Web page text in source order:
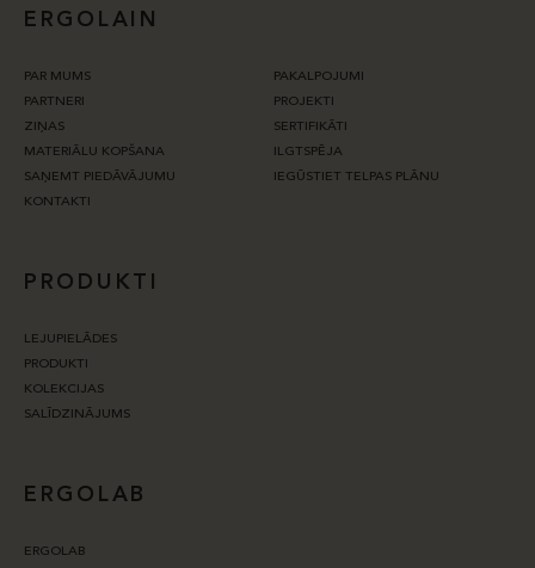
ERGOLAIN
PAR MUMS
PAKALPOJUMI
PARTNERI
PROJEKTI
ZIŅAS
SERTIFIKĀTI
MATERIĀLU KOPŠANA
ILGTSPĒJA
SAŅEMT PIEDĀVĀJUMU
IEGŪSTIET TELPAS PLĀNU
KONTAKTI
PRODUKTI
LEJUPIELĀDES
PRODUKTI
KOLEKCIJAS
SALĪDZINĀJUMS
ERGOLAB
ERGOLAB